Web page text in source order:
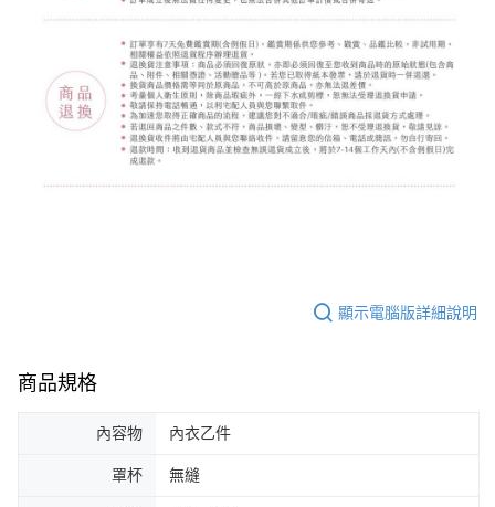
顯示電腦版詳細說明
商品規格
內容物 內衣乙件
罩杯 無縫